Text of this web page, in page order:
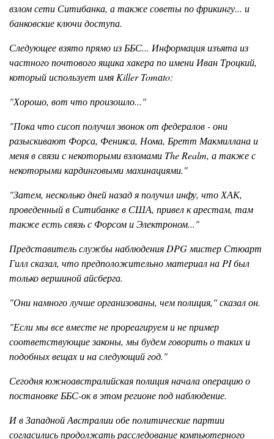
взлом сети Ситибанка, а также советы по фрикингу... и
банковские ключи доступа.
Следующее взято прямо из ББС... Информация изъята из
частного почтового ящика хакера по имени Иван Троцкий,
который использует имя Killer Tomаto:
"Хорошо, вот что произошло..."
"Пока что сисоп получил звонок от федералов - они
разыскивают Форса, Феникса, Нома, Бретт Макмиллана и
меня в связи с некоторыми взломами The Realm, а также с
некоторыми кардинговыми махинациями."
"Затем, несколько дней назад я получил инфу, что ХАК,
проведенный в Ситибанке в США, привел к арестам, там
также есть связь с Форсом и Электроном..."
Представитель службы наблюдения DPG мистер Стюарт
Гилл сказал, что предположительно материал на PI был
только вершиной айсберга.
"Они намного лучше организованы, чем полиция," сказал он.
"Если мы все вместе не прореагируем и не пример
соответствующие законы, мы будем говорить о таких и
подобных вещах и на следующий год."
Сегодня южноавстралийская полиция начала операцию о
постановке ББС-ок в этом регионе под наблюдение.
И в Западной Австралии обе политические партии
согласились продолжать расследование компьютерного